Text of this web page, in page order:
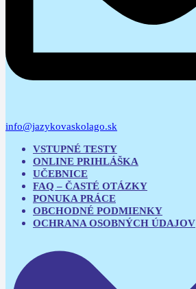
info@jazykovaskolago.sk
VSTUPNÉ TESTY
ONLINE PRIHLÁŠKA
UČEBNICE
FAQ – ČASTÉ OTÁZKY
PONUKA PRÁCE
OBCHODNÉ PODMIENKY
OCHRANA OSOBNÝCH ÚDAJOV